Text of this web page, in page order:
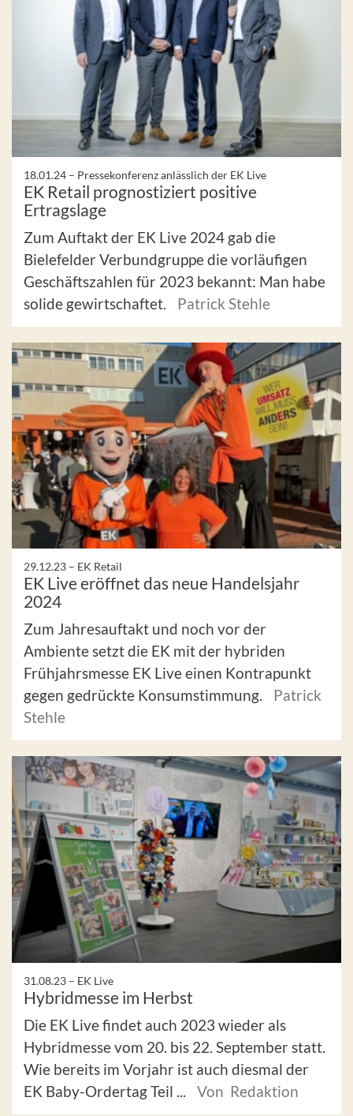
18.01.24 – Pressekonferenz anlässlich der EK Live
EK Retail prognostiziert positive
Ertragslage
Zum Auftakt der EK Live 2024 gab die
Bielefelder Verbundgruppe die vorläufigen
Geschäftszahlen für 2023 bekannt: Man habe
solide gewirtschaftet.
Patrick Stehle
29.12.23 – EK Retail
EK Live eröffnet das neue Handelsjahr
2024
Zum Jahresauftakt und noch vor der
Ambiente setzt die EK mit der hybriden
Frühjahrsmesse EK Live einen Kontrapunkt
gegen gedrückte Konsumstimmung.
Patrick
Stehle
31.08.23 – EK Live
Hybridmesse im Herbst
Die EK Live findet auch 2023 wieder als
Hybridmesse vom 20. bis 22. September statt.
Wie bereits im Vorjahr ist auch diesmal der
EK Baby-Ordertag Teil ...
Von Redaktion